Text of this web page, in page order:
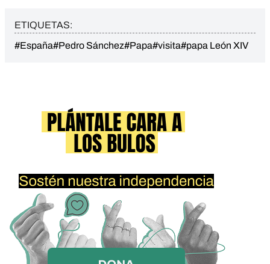
ETIQUETAS:
#España#Pedro Sánchez#Papa#visita#papa León XIV